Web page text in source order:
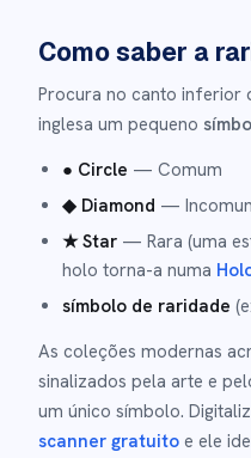
Como saber a
Procura no canto inferior
inglesa um pequeno
● Circle — Comum
◆ Diamond —
★ Star — Rara (uma
holo torna-a numa
símbolo de raridade
As coleções modernas
sinalizados pela arte e
um único símbolo.
scanner gratuito e ele